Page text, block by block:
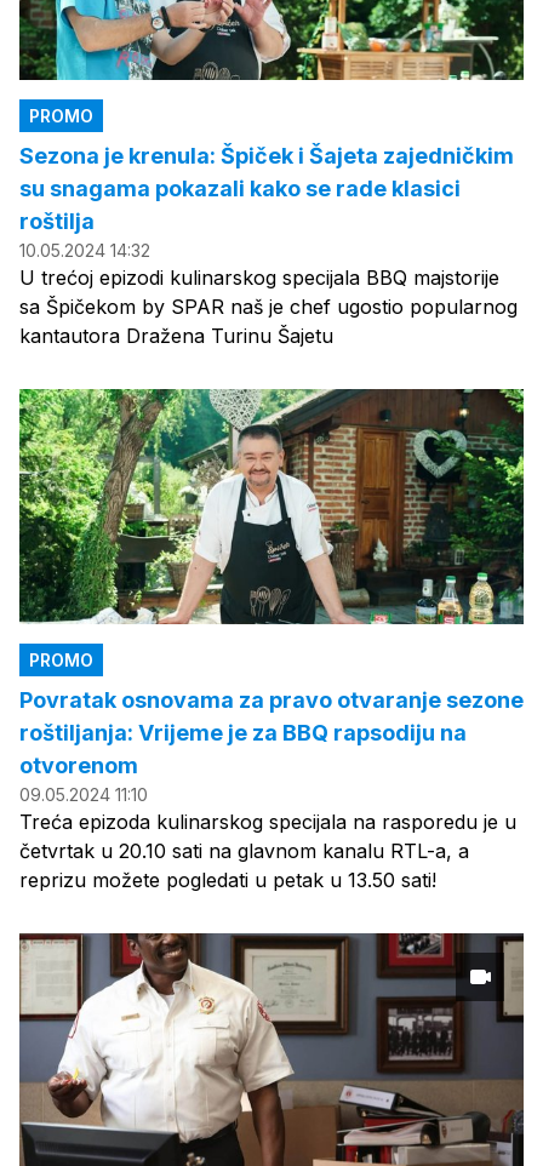
PROMO
Sezona je krenula: Špiček i Šajeta zajedničkim
su snagama pokazali kako se rade klasici
roštilja
10.05.2024 14:32
U trećoj epizodi kulinarskog specijala BBQ majstorije
sa Špičekom by SPAR naš je chef ugostio popularnog
kantautora Dražena Turinu Šajetu
PROMO
Povratak osnovama za pravo otvaranje sezone
roštiljanja: Vrijeme je za BBQ rapsodiju na
otvorenom
09.05.2024 11:10
Treća epizoda kulinarskog specijala na rasporedu je u
četvrtak u 20.10 sati na glavnom kanalu RTL-a, a
reprizu možete pogledati u petak u 13.50 sati!